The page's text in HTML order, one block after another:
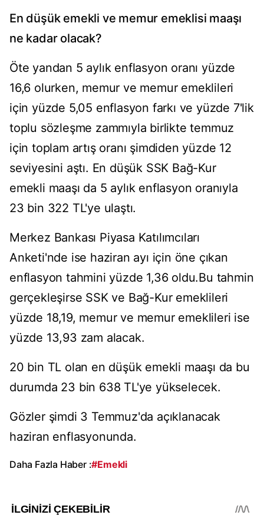
En düşük emekli ve memur emeklisi maaşı
ne kadar olacak?
Öte yandan 5 aylık enflasyon oranı yüzde
16,6 olurken, memur ve memur emeklileri
için yüzde 5,05 enflasyon farkı ve yüzde 7'lik
toplu sözleşme zammıyla birlikte temmuz
için toplam artış oranı şimdiden yüzde 12
seviyesini aştı. En düşük SSK Bağ-Kur
emekli maaşı da 5 aylık enflasyon oranıyla
23 bin 322 TL'ye ulaştı.
Merkez Bankası Piyasa Katılımcıları
Anketi'nde ise haziran ayı için öne çıkan
enflasyon tahmini yüzde 1,36 oldu.Bu tahmin
gerçekleşirse SSK ve Bağ-Kur emeklileri
yüzde 18,19, memur ve memur emeklileri ise
yüzde 13,93 zam alacak.
20 bin TL olan en düşük emekli maaşı da bu
durumda 23 bin 638 TL'ye yükselecek.
Gözler şimdi 3 Temmuz'da açıklanacak
haziran enflasyonunda.
Daha Fazla Haber :#Emekli